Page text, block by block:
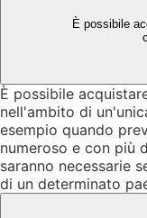
È possibile
È possibile
nell'ambito di
esempio quando
numeroso e con più
saranno necessarie
di un determinato